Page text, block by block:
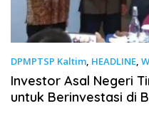
DPMPTSP Kaltim, HEADLINE,
Investor Asal Negeri
untuk Berinvestasi di